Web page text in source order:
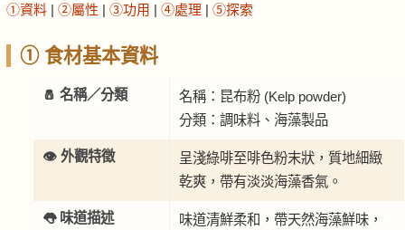
①資料 | ②屬性 | ③功用 | ④處理 | ⑤探索
① 食材基本資料
🧂 名稱／分類
名稱：昆布粉 (Kelp powder)
分類：調味料、海藻製品
👁️ 外觀特徵
呈淺綠啡至啡色粉末狀，質地細緻
乾爽，帶有淡淡海藻香氣。
👅 味道描述
味道清鮮柔和，帶天然海藻鮮味，